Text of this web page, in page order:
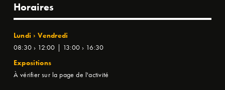
Horaires
Lundi › Vendredi
08:30 › 12:00 | 13:00 › 16:30
Expositions
À vérifier sur la page de l'activité